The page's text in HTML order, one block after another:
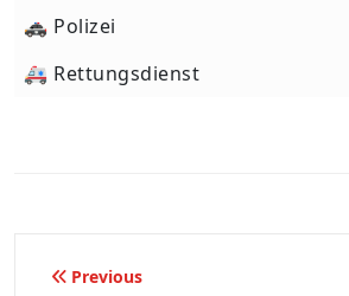
🚓 Polizei
🚑 Rettungsdienst
Beitragsnavigation
Previous